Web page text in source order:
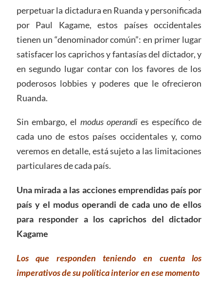
perpetuar la dictadura en Ruanda y personificada
por Paul Kagame, estos países occidentales
tienen un “denominador común”: en primer lugar
satisfacer los caprichos y fantasías del dictador, y
en segundo lugar contar con los favores de los
poderosos lobbies y poderes que le ofrecieron
Ruanda.
Sin embargo, el modus operandi es específico de
cada uno de estos países occidentales y, como
veremos en detalle, está sujeto a las limitaciones
particulares de cada país.
Una mirada a las acciones emprendidas país por
país y el modus operandi de cada uno de ellos
para responder a los caprichos del dictador
Kagame
Los que responden teniendo en cuenta los
imperativos de su política interior en ese momento